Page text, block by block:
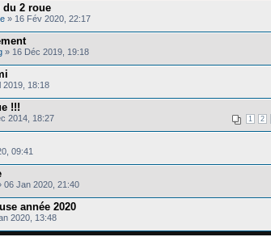
2 roue
» 16 Fév 2020, 22:17
» 16 Déc 2019, 19:18
2019, 18:18
!!!
1 2
2014, 18:27
09:41
06 Jan 2020, 21:40
année 2020
2020, 13:48